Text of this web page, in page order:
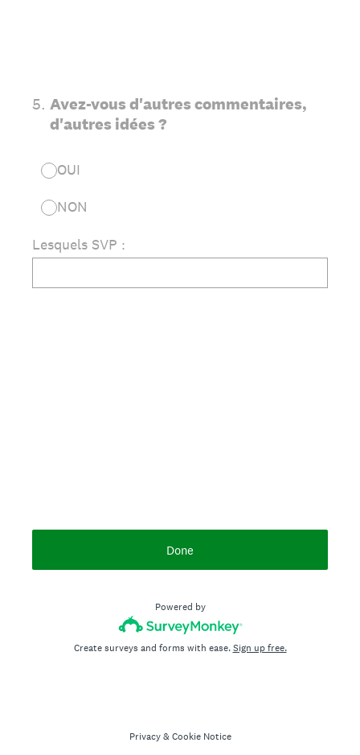
5. Avez-vous d'autres commentaires,
d'autres idées ?
OUI
NON
Lesquels SVP :
Done
Powered by
Create surveys and forms with ease.Sign up free.
Privacy & Cookie Notice